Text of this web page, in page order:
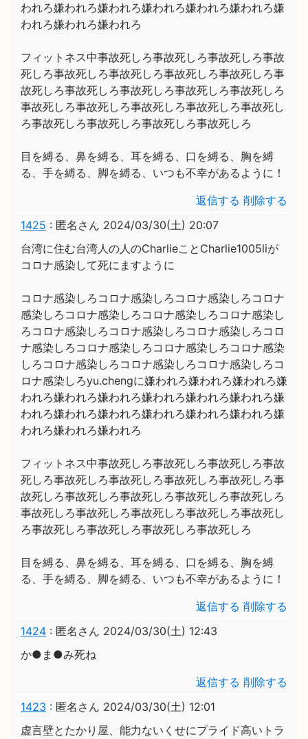
われろ嫌われろ嫌われろ嫌われろ嫌われろ嫌われろ嫌
われろ嫌われろ嫌われろ
フィットネス中事故死しろ事故死しろ事故死しろ事故
死しろ事故死しろ事故死しろ事故死しろ事故死しろ事
故死しろ事故死しろ事故死しろ事故死しろ事故死しろ
事故死しろ事故死しろ事故死しろ事故死しろ事故死し
ろ事故死しろ事故死しろ事故死しろ事故死しろ
目を縛る、鼻を縛る、耳を縛る、口を縛る、胸を縛
る、手を縛る、脚を縛る、いつも不幸があるように！
返信する 削除する
1425 : 匿名さん 2024/03/30(土) 20:07
台湾に住む台湾人の人のCharlieことCharlie1005liが
コロナ感染して死にますように
コロナ感染しろコロナ感染しろコロナ感染しろコロナ
感染しろコロナ感染しろコロナ感染しろコロナ感染し
ろコロナ感染しろコロナ感染しろコロナ感染しろコロ
ナ感染しろコロナ感染しろコロナ感染しろコロナ感染
しろコロナ感染しろコロナ感染しろコロナ感染しろコ
ロナ感染しろyu.chengに嫌われろ嫌われろ嫌われろ嫌
われろ嫌われろ嫌われろ嫌われろ嫌われろ嫌われろ嫌
われろ嫌われろ嫌われろ嫌われろ嫌われろ嫌われろ嫌
われろ嫌われろ嫌われろ
フィットネス中事故死しろ事故死しろ事故死しろ事故
死しろ事故死しろ事故死しろ事故死しろ事故死しろ事
故死しろ事故死しろ事故死しろ事故死しろ事故死しろ
事故死しろ事故死しろ事故死しろ事故死しろ事故死し
ろ事故死しろ事故死しろ事故死しろ事故死しろ
目を縛る、鼻を縛る、耳を縛る、口を縛る、胸を縛
る、手を縛る、脚を縛る、いつも不幸があるように！
返信する 削除する
1424 : 匿名さん 2024/03/30(土) 12:43
か●ま●み死ね
返信する 削除する
1423 : 匿名さん 2024/03/30(土) 12:01
虚言壁とたかり屋、能力ないくせにプライド高いトラ